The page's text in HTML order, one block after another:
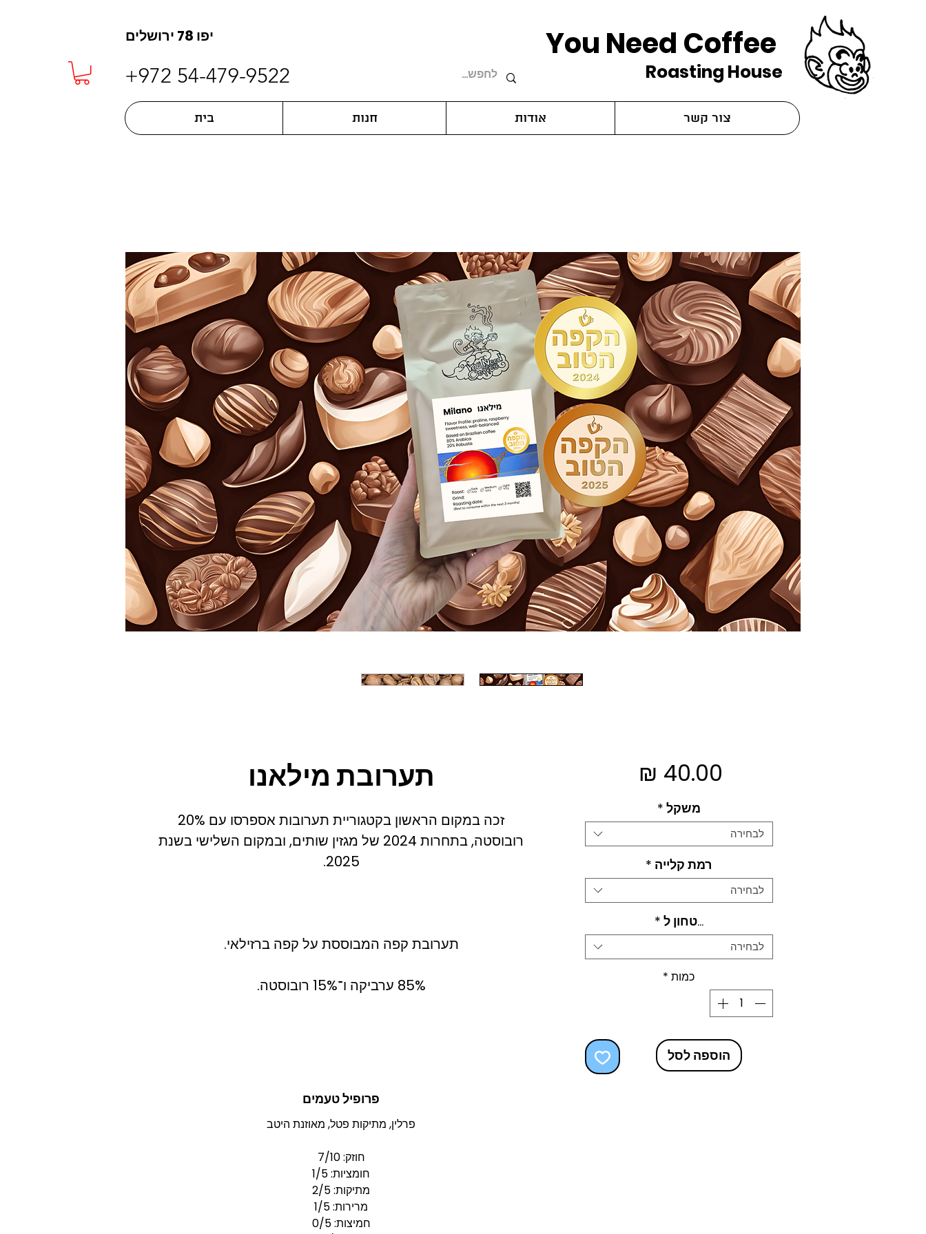
יפו 78 ירושלים
+972 54-479-9522
You Need Coffee
Roasting House
בית חנות אודות צור קשר
תערובת מילאנו
זכה במקום הראשון בקטגוריית תערובות אספרסו עם 20%
רובוסטה, בתחרות 2024 של מגזין שותים, ובמקום השלישי בשנת
2025.
תערובת קפה המבוססת על קפה ברזילאי.
85% ערביקה ו־15% רובוסטה.
פרופיל טעמים
פרלין, מתיקות פטל, מאוזנת היטב
חוזק: 7/10
חומציות: 1/5
מתיקות: 2/5
מרירות: 1/5
חמיצות: 0/5
משקל *
לבחירה
רמת קלייה *
לבחירה
...טחון ל *
לבחירה
כמות *
הוספה לסל